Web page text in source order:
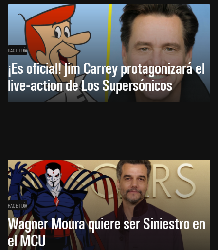
HACE 1 DÍA
¡Es oficial! Jim Carrey protagonizará el
live-action de Los Supersónicos
HACE 1 DÍA
Wagner Moura quiere ser Siniestro en
el MCU